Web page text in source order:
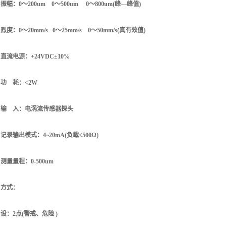
振幅：0～200um 0～500um 0～800um(峰—峰值)
烈度：0～20mm/s 0～25mm/s 0～50mm/s(真有效值)
直流电源：+24VDC±10%
功 耗：<2W
输 入：电涡流传感器探头
记录输出模式：4~20mA(负载≤500Ω)
测量量程：0-500um
方式：
设：2点(警戒、危险 )